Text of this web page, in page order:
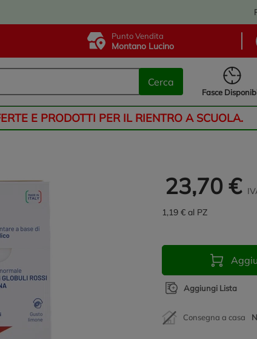
Punto Vendita
Montano Lucino
Cerca
Fasce
E PRODOTTI PER IL RIENTRO A SCUOLA.
23,70 €
1,19 € al PZ
Aggiungi Lista
Consegna a casa